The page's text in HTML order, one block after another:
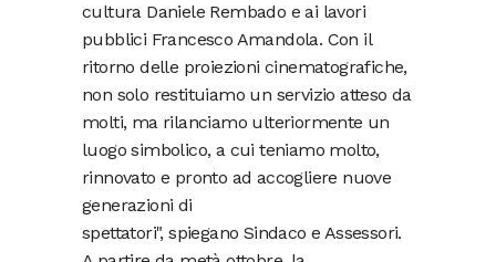
cultura Daniele Rembado e ai lavori
pubblici Francesco Amandola. Con il
ritorno delle proiezioni cinematografiche,
non solo restituiamo un servizio atteso da
molti, ma rilanciamo ulteriormente un
luogo simbolico, a cui teniamo molto,
rinnovato e pronto ad accogliere nuove
generazioni di
spettatori", spiegano Sindaco e Assessori.